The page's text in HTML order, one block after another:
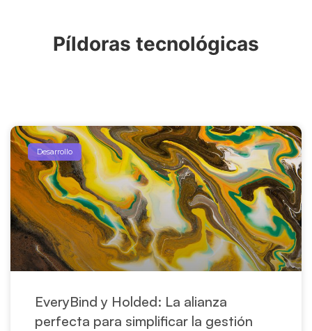
Píldoras tecnológicas
Desarrollo
EveryBind y Holded: La alianza
perfecta para simplificar la gestión